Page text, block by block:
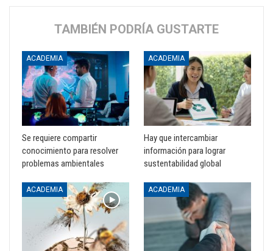
TAMBIÉN PODRÍA GUSTARTE
ACADEMIA
Se requiere compartir
conocimiento para resolver
problemas ambientales
ACADEMIA
Hay que intercambiar
información para lograr
sustentabilidad global
ACADEMIA ACADEMIA